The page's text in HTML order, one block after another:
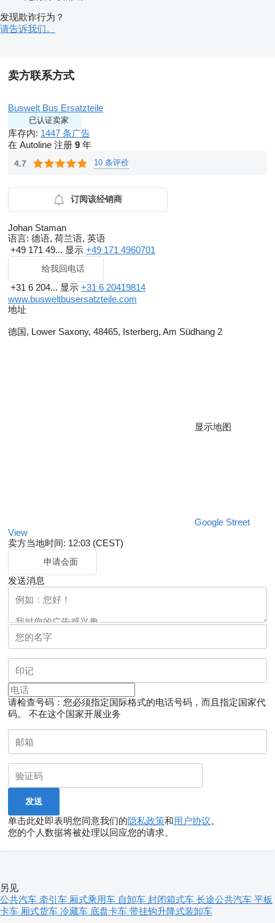
发现欺诈行为？
请告诉我们。
卖方联系方式
Buswelt Bus Ersatzteile
已认证卖家
库存内: 1447 条广告
在 Autoline 注册 9 年
4.7 10 条评价
订阅该经销商
Johan Staman
语言: 德语, 荷兰语, 英语
+49 171 49... 显示 +49 171 4960701
给我回电话
+31 6 204... 显示 +31 6 20419814
www.busweltbusersatzteile.com
地址
德国, Lower Saxony, 48465, Isterberg, Am Südhang 2
显示地图
Google Street
View
卖方当地时间: 12:03 (CEST)
申请会面
发送消息
请检查号码：您必须指定国际格式的电话号码，而且指定国家代
码。
不在这个国家开展业务
单击此处即表明您同意我们的隐私政策和用户协议。
您的个人数据将被处理以回应您的请求。
另见
公共汽车 牵引车 厢式乘用车 自卸车 封闭箱式车 长途公共汽车 平板
卡车 厢式货车 冷藏车 底盘卡车 带挂钩升降式装卸车